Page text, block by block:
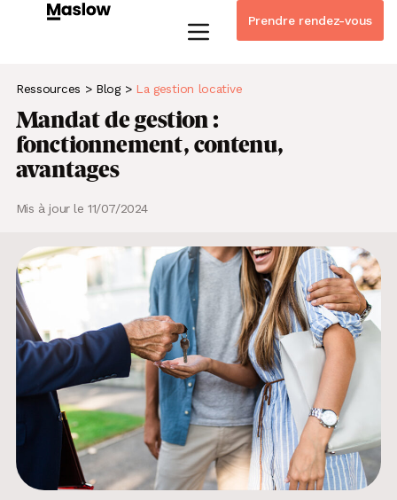
Prendre rendez-vous
Ressources > Blog> La gestion locative
Mandat de gestion :
fonctionnement, contenu,
avantages
Mis à jour le 11/07/2024